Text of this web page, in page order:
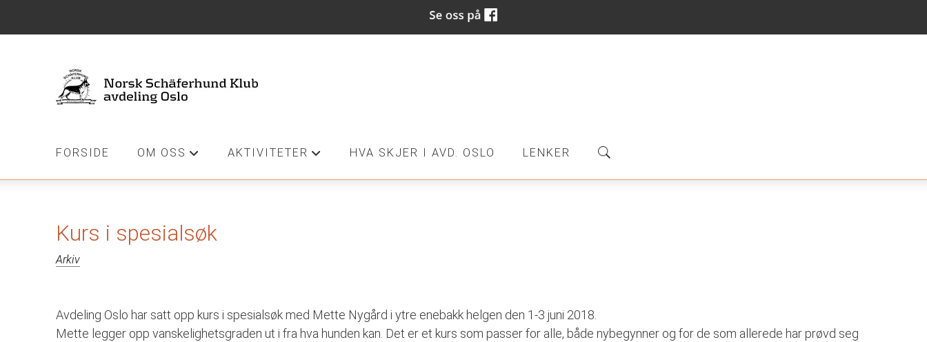
FORSIDE OM OSS AKTIVITETER HVA SKJER I AVD. OSLO LENKER
Kurs i spesialsøk
Arkiv
Avdeling Oslo har satt opp kurs i spesialsøk med Mette Nygård i ytre enebakk helgen den 1-3 juni 2018.
Mette legger opp vanskelighetsgraden ut i fra hva hunden kan. Det er et kurs som passer for alle, både nybegynner og for de som allerede har prøvd seg